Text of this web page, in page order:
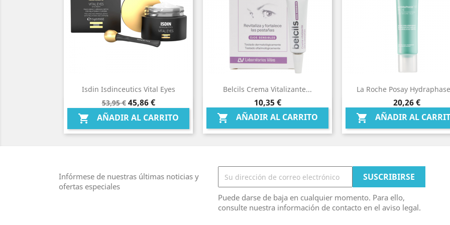
Isdin Isdinceutics Vital Eyes
Precio
base
53,95 € Precio
45,86 €
 AÑADIR AL CARRITO
Vista rápida
Belcils Crema Vitalizante...
Precio
10,35 €
 AÑADIR AL CARRITO
Vista rápida
La Roche Posay
Precio
20,26 €
 AÑADIR AL
Vista rápida
Infórmese de nuestras últimas noticias y
ofertas especiales
Puede darse de baja en cualquier momento. Para ello,
consulte nuestra información de contacto en el aviso legal.